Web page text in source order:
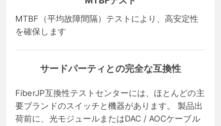
MTBF（平均故障間隔）テストにより、高安定性
を確保します
サードパーティとの完全な互換性
FiberJP互換性テストセンターには、ほとんどの主
要ブランドのスイッチと機器があります。 製品出
荷前に、光モジュールまたはDAC / AOCケーブル